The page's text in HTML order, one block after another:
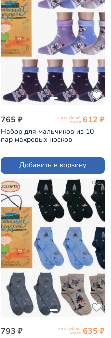
765 ₽ по клубной
карте 612 ₽
Набор для мальчиков из 10
пар махровых носков
Добавить в корзину
10-12
793 ₽ по клубной
карте 635 ₽